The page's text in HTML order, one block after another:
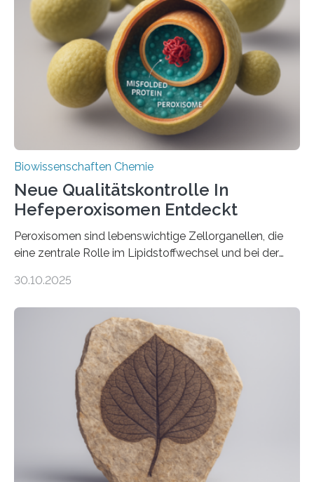
Biowissenschaften Chemie
Neue Qualitätskontrolle In
Hefeperoxisomen Entdeckt
Peroxisomen sind lebenswichtige Zellorganellen, die
eine zentrale Rolle im Lipidstoffwechsel und bei der
erfüllen können, müssen zahlreiche Enzyme präzise in
der Ruhr-Universität Bochum um Prof. Dr. Ralf Erdmann
und Dr. Ismaila Francis Yusuf hat nun einen bislang
unbekannten Qualitätskontrollmechanismus des
peroxisomalen Proteintransports in der Bäckerhefe
Saccharomyces cerevisiae entdeckt, der für die
Funktionsfähigkeit der Organellen entscheidend ist. Die
Studie wurde am 28. Oktober 2025 in der
Fachzeitschrift…
30.10.2025